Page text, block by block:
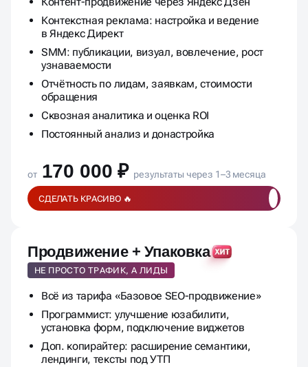
Контекстная реклама: настройка и ведение
в Яндекс Директ
SMM: публикации, визуал, вовлечение, рост
узнаваемости
Отчётность по лидам, заявкам, стоимости
обращения
Сквозная аналитика и оценка ROI
Постоянный анализ и донастройка
от 170 000 ₽ результаты через 1–3 месяца
СДЕЛАТЬ КРАСИВО 🔥
Продвижение + Упаковка
НЕ ПРОСТО ТРАФИК, А ЛИДЫ
Всё из тарифа «Базовое SEO-продвижение»
Программист: улучшение юзабилити,
установка форм, подключение виджетов
Доп. копирайтер: расширение семантики,
лендинги, тексты под УТП